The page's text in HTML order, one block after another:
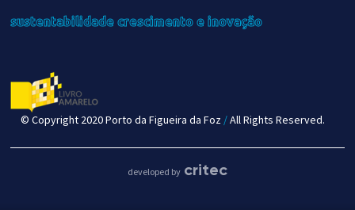
sustentabilidadecrescimentoe inovação
© Copyright 2020 Porto da Figueira da Foz /All Rights Reserved.
developed by critec